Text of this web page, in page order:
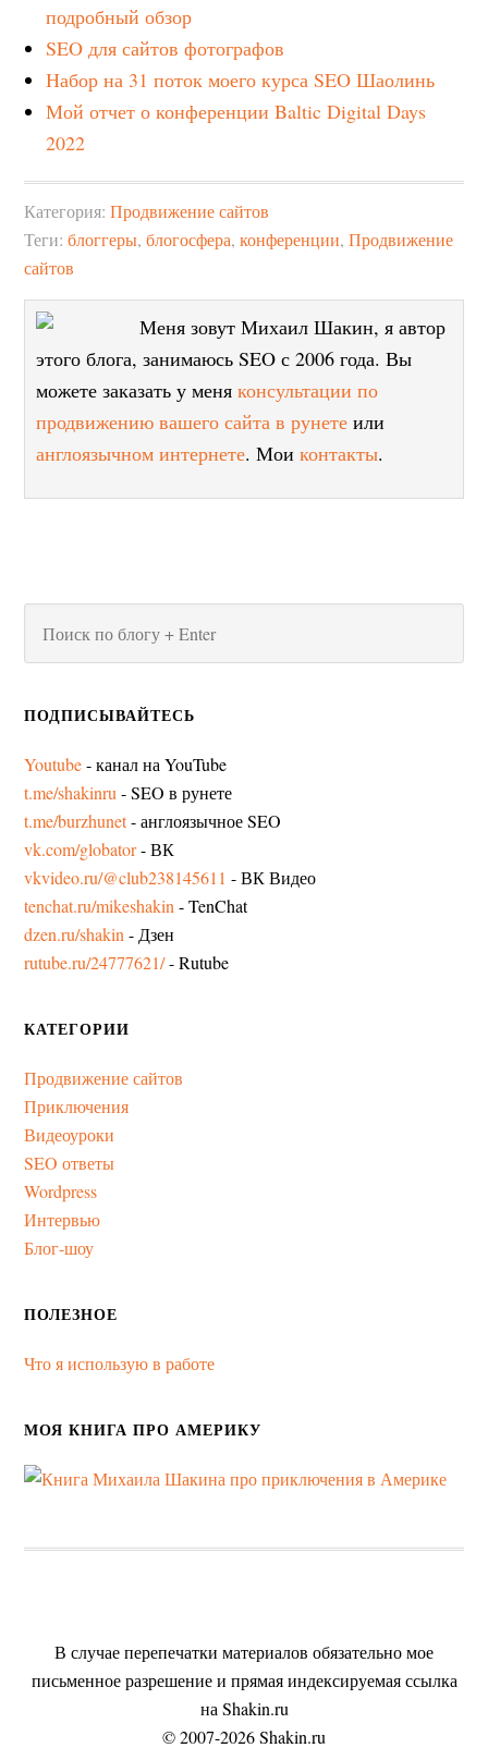
подробный обзор
SEO для сайтов фотографов
Набор на 31 поток моего курса SEO Шаолинь
Мой отчет о конференции Baltic Digital Days
2022
Категория:Продвижение сайтов
Теги:блоггеры,блогосфера,конференции,Продвижение
сайтов
Меня зовут Михаил Шакин, я автор
этого блога, занимаюсь SEO с 2006 года. Вы
можете заказать у меняконсультации по
продвижению вашего сайта в рунете или
англоязычном интернете. Моиконтакты.
ПОДПИСЫВАЙТЕСЬ
Youtube- канал на YouTube
t.me/shakinru- SEO в рунете
t.me/burzhunet- англоязычное SEO
vk.com/globator- ВК
vkvideo.ru/@club238145611 - ВК Видео
tenchat.ru/mikeshakin- TenChat
dzen.ru/shakin- Дзен
rutube.ru/24777621/- Rutube
КАТЕГОРИИ
Продвижение сайтов
Приключения
Видеоуроки
SEO ответы
Wordpress
Интервью
Блог-шоу
ПОЛЕЗНОЕ
Что я использую в работе
МОЯ КНИГА ПРО АМЕРИКУ
В случае перепечатки материалов обязательно мое
письменное разрешение и прямая индексируемая ссылка
на Shakin.ru
© 2007-2026 Shakin.ru